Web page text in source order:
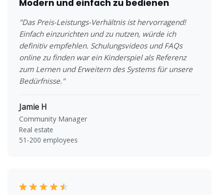
Modern und einfach zu bedienen
"Das Preis-Leistungs-Verhältnis ist hervorragend!
Einfach einzurichten und zu nutzen, würde ich
definitiv empfehlen. Schulungsvideos und FAQs
online zu finden war ein Kinderspiel als Referenz
zum Lernen und Erweitern des Systems für unsere
Bedürfnisse."
Jamie H
Community Manager
Real estate
51-200 employees